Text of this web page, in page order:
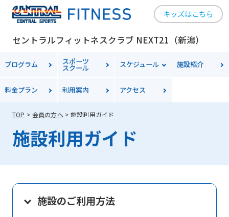
キッズはこちら
セントラルフィットネスクラブ NEXT21（新潟）
プログラム スポーツ
スクール スケジュール 施設紹介
料金プラン 利用案内 アクセス
TOP 会員の方へ 施設利用ガイド
施設利用ガイド
施設のご利用方法